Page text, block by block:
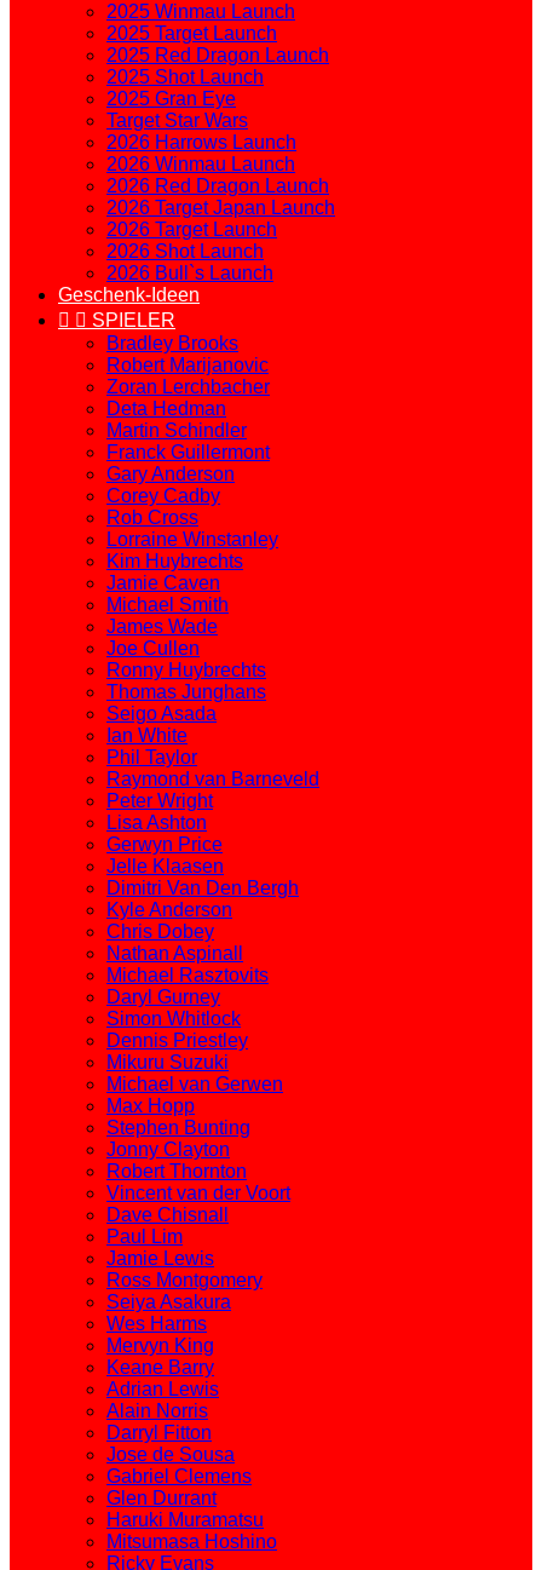
2025 Winmau Launch
2025 Target Launch
2025 Red Dragon Launch
2025 Shot Launch
2025 Gran Eye
Target Star Wars
2026 Harrows Launch
2026 Winmau Launch
2026 Red Dragon Launch
2026 Target Japan Launch
2026 Target Launch
2026 Shot Launch
2026 Bull`s Launch
Geschenk-Ideen
  SPIELER
Bradley Brooks
Robert Marijanovic
Zoran Lerchbacher
Deta Hedman
Martin Schindler
Franck Guillermont
Gary Anderson
Corey Cadby
Rob Cross
Lorraine Winstanley
Kim Huybrechts
Jamie Caven
Michael Smith
James Wade
Joe Cullen
Ronny Huybrechts
Thomas Junghans
Seigo Asada
Ian White
Phil Taylor
Raymond van Barneveld
Peter Wright
Lisa Ashton
Gerwyn Price
Jelle Klaasen
Dimitri Van Den Bergh
Kyle Anderson
Chris Dobey
Nathan Aspinall
Michael Rasztovits
Daryl Gurney
Simon Whitlock
Dennis Priestley
Mikuru Suzuki
Michael van Gerwen
Max Hopp
Stephen Bunting
Jonny Clayton
Robert Thornton
Vincent van der Voort
Dave Chisnall
Paul Lim
Jamie Lewis
Ross Montgomery
Seiya Asakura
Wes Harms
Mervyn King
Keane Barry
Adrian Lewis
Alain Norris
Darryl Fitton
Jose de Sousa
Gabriel Clemens
Glen Durrant
Haruki Muramatsu
Mitsumasa Hoshino
Ricky Evans